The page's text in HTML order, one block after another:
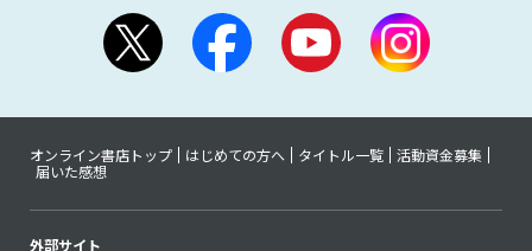
オンライン書店トップ はじめての方へ タイトル一覧
活動資金募集
届いた感想
外部サイト